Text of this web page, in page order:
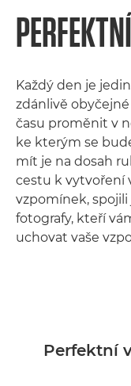
PERFEKTNÍ
Každý den je
zdánlivě
času proměnit v
ke kterým se
mít je na dosah
cestu k vytvoření
vzpomínek,
fotografy, kteří
uchovat vaše
Perfektní